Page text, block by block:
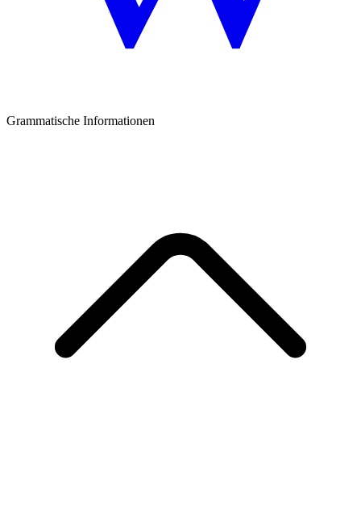
Grammatische Informationen